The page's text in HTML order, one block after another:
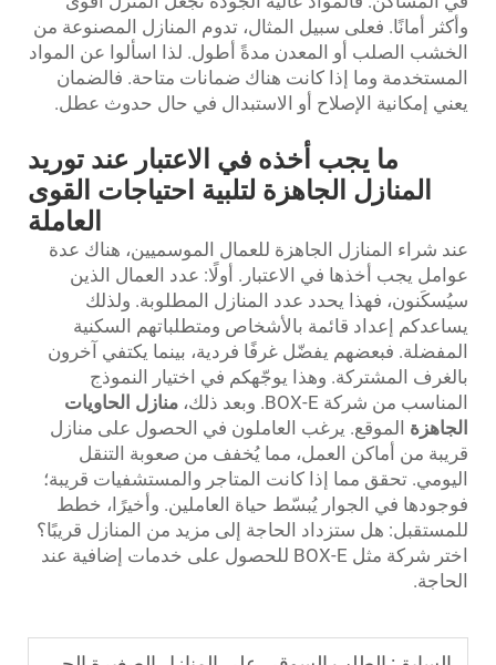
وأكثر أمانًا. فعلى سبيل المثال، تدوم المنازل المصنوعة من
الخشب الصلب أو المعدن مدةً أطول. لذا اسألوا عن المواد
المستخدمة وما إذا كانت هناك ضمانات متاحة. فالضمان
يعني إمكانية الإصلاح أو الاستبدال في حال حدوث عطل.
ما يجب أخذه في الاعتبار عند توريد
المنازل الجاهزة لتلبية احتياجات القوى
العاملة
عند شراء المنازل الجاهزة للعمال الموسميين، هناك عدة
عوامل يجب أخذها في الاعتبار. أولًا: عدد العمال الذين
سيُسكَنون، فهذا يحدد عدد المنازل المطلوبة. ولذلك
يساعدكم إعداد قائمة بالأشخاص ومتطلباتهم السكنية
المفضلة. فبعضهم يفضّل غرفًا فردية، بينما يكتفي آخرون
بالغرف المشتركة. وهذا يوجّهكم في اختيار النموذج
المناسب من شركة BOX-E. وبعد ذلك،
منازل الحاويات
الجاهزة الموقع. يرغب العاملون في الحصول على منازل
قريبة من أماكن العمل، مما يُخفف من صعوبة التنقل
اليومي. تحقق مما إذا كانت المتاجر والمستشفيات قريبة؛
فوجودها في الجوار يُبسّط حياة العاملين. وأخيرًا، خطط
للمستقبل: هل ستزداد الحاجة إلى مزيد من المنازل قريبًا؟
اختر شركة مثل BOX-E للحصول على خدمات إضافية عند
الحاجة.